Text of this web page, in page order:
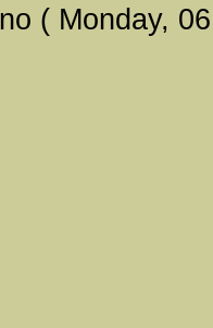
( Monday,